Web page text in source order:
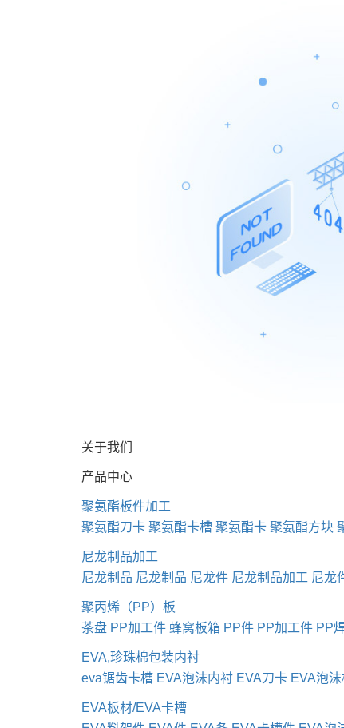
关于我们
产品中心
聚氨酯板件加工
聚氨酯刀卡 聚氨酯卡槽 聚氨酯卡 聚氨酯方块
尼龙制品加工
尼龙制品 尼龙制品 尼龙件 尼龙制品加工 尼龙
聚丙烯（PP）板
茶盘 PP加工件 蜂窝板箱 PP件 PP加工件 PP
EVA,珍珠棉包装内衬
eva锯齿卡槽 EVA泡沫内衬 EVA刀卡 EVA泡沫
EVA板材/EVA卡槽